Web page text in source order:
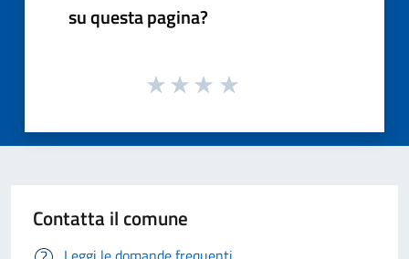
su questa pagina?
Contatta il comune